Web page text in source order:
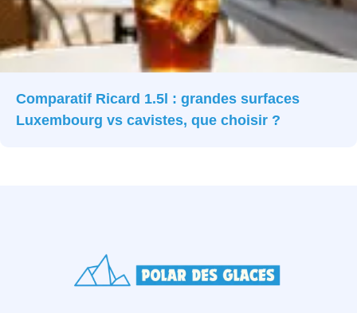
Comparatif Ricard 1.5l : grandes surfaces
Luxembourg vs cavistes, que choisir ?